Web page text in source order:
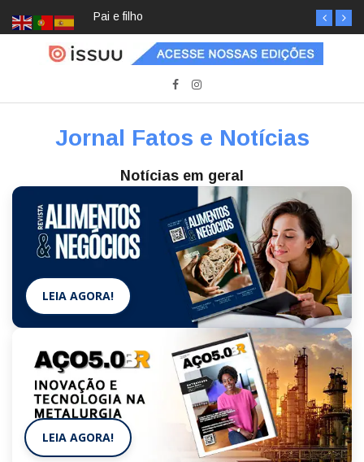
Pai e filho
Jornal Fatos e Notícias
Notícias em geral
LEIA AGORA!
LEIA AGORA!